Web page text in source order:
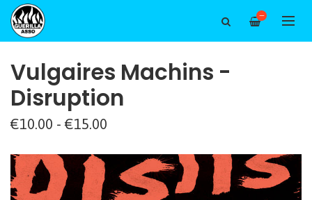
—
Vulgaires Machins -
Disruption
€10.00 - €15.00